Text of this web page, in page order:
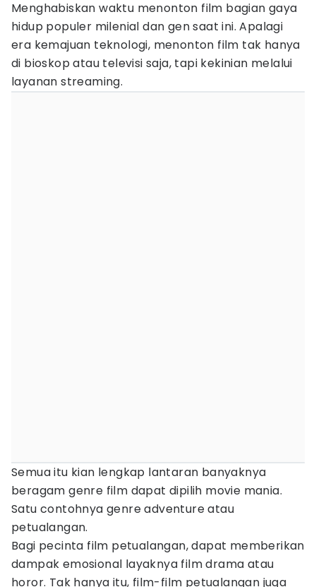
Menghabiskan waktu menonton film bagian gaya
hidup populer milenial dan gen saat ini. Apalagi
era kemajuan teknologi, menonton film tak hanya
di bioskop atau televisi saja, tapi kekinian melalui
layanan streaming.
Semua itu kian lengkap lantaran banyaknya
beragam genre film dapat dipilih movie mania.
Satu contohnya genre adventure atau
petualangan.
Bagi pecinta film petualangan, dapat memberikan
dampak emosional layaknya film drama atau
horor. Tak hanya itu, film-film petualangan juga